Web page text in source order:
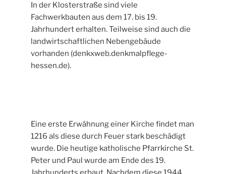
In der Klosterstraße sind viele
Fachwerkbauten aus dem 17. bis 19.
Jahrhundert erhalten. Teilweise sind auch die
landwirtschaftlichen Nebengebäude
vorhanden (denkxweb.denkmalpflege-
hessen.de).
Eine erste Erwähnung einer Kirche findet man
1216 als diese durch Feuer stark beschädigt
wurde. Die heutige katholische Pfarrkirche St.
Peter und Paul wurde am Ende des 19.